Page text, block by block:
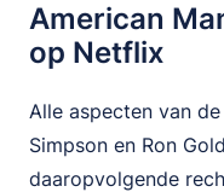
American
op Netflix
Alle aspecten van
Simpson en Ron
daaropvolgende